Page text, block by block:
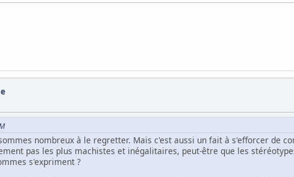
nombreux à le regretter. Mais c'est aussi un fait à s'efforcer de
pas les plus machistes et inégalitaires, peut-être que les
s'expriment ?